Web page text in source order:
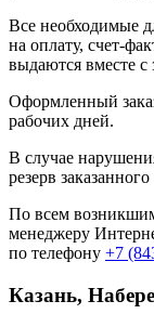
Все необходимые
на оплату, счет-
выдаются вместе с
Оформленный
рабочих дней.
В случае
резерв заказанного
По всем возникшим
менеджеру
по телефону +7
Казань,